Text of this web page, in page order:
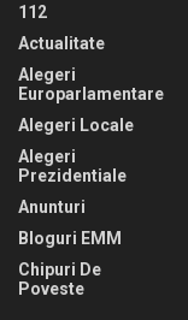
112
Actualitate
Alegeri
Europarlamentare
Alegeri Locale
Alegeri
Prezidentiale
Anunturi
Bloguri EMM
Chipuri De
Poveste